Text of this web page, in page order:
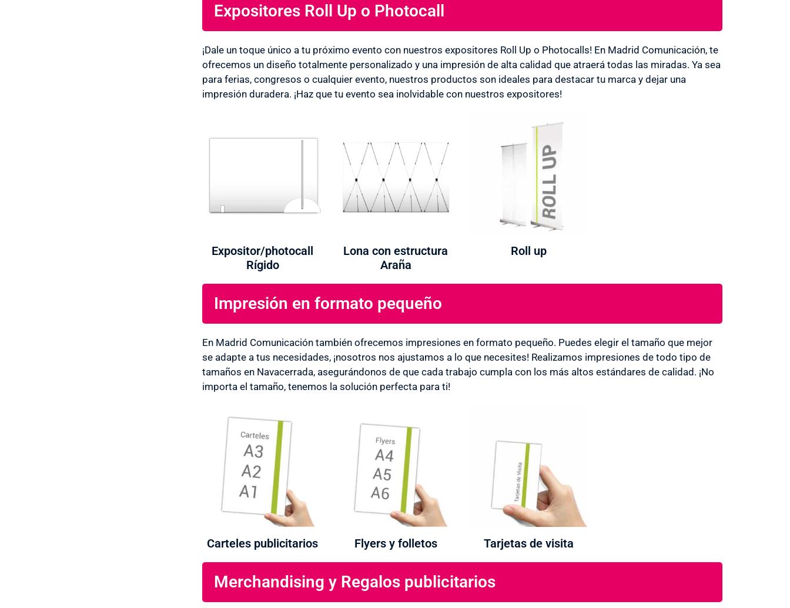
Expositores Roll Up o Photocall
¡Dale un toque único a tu próximo evento con nuestros expositores Roll Up o Photocalls! En Madrid Comunicación, te
ofrecemos un diseño totalmente personalizado y una impresión de alta calidad que atraerá todas las miradas. Ya sea
para ferias, congresos o cualquier evento, nuestros productos son ideales para destacar tu marca y dejar una
impresión duradera. ¡Haz que tu evento sea inolvidable con nuestros expositores!
Expositor/photocall
Rígido
Lona con estructura
Araña
Roll up
Impresión en formato pequeño
En Madrid Comunicación también ofrecemos impresiones en formato pequeño. Puedes elegir el tamaño que mejor
se adapte a tus necesidades, ¡nosotros nos ajustamos a lo que necesites! Realizamos impresiones de todo tipo de
tamaños en Navacerrada, asegurándonos de que cada trabajo cumpla con los más altos estándares de calidad. ¡No
importa el tamaño, tenemos la solución perfecta para ti!
Carteles publicitarios Flyers y folletos Tarjetas de visita
Merchandising y Regalos publicitarios